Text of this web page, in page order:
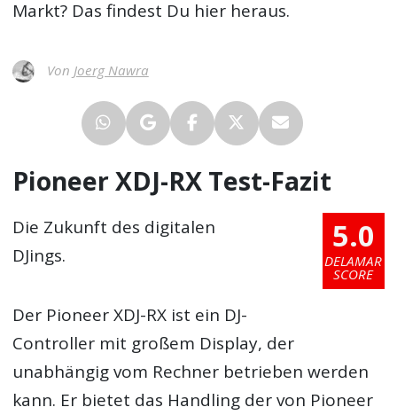
Markt? Das findest Du hier heraus.
Von Joerg Nawra
Pioneer XDJ-RX Test-Fazit
5.0
DELAMAR
SCORE
Die Zukunft des digitalen
DJings.
Der Pioneer XDJ-RX ist ein DJ-
Controller mit großem Display, der
unabhängig vom Rechner betrieben werden
kann. Er bietet das Handling der von Pioneer